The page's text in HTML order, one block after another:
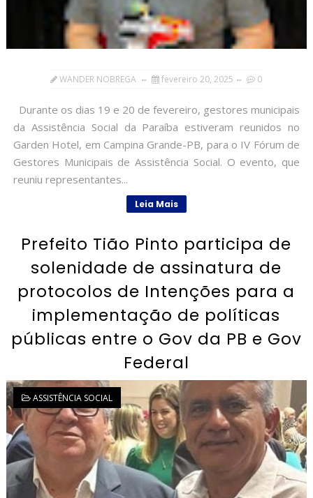
WANDER NOBREGA fevereiro 20, 2025 0
Durante os dias 19 e 20 de fevereiro, gestores municipais
da Assistência Social da Paraíba estiveram reunidos no
Garden Hotel, em Campina Grande-PB, para o IV Fórum de
Gestores Municipais de Assistência Social. O evento, que
reuniu representantes...
Leia Mais
Prefeito Tião Pinto participa de
solenidade de assinatura de
protocolos de Intenções para a
implementação de políticas
públicas entre o Gov da PB e Gov
Federal
ASSISTÊNCIA SOCIAL